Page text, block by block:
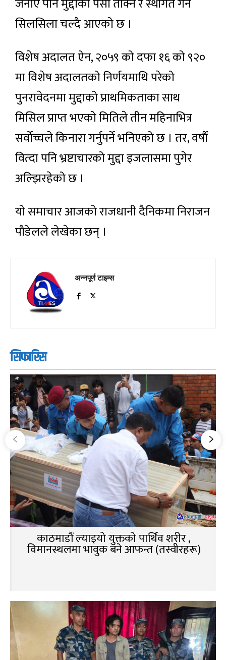
सिलसिला चल्दै आएको छ ।
विशेष अदालत ऐन, २०५९ को दफा १६ को ९२०
मा विशेष अदालतको निर्णयमाथि परेको
पुनरावेदनमा मुद्दाको प्राथमिकताका साथ
मिसिल प्राप्त भएको मितिले तीन महिनाभित्र
सर्वोच्चले किनारा गर्नुपर्ने भनिएको छ । तर, वर्षाैं
वित्दा पनि भ्रष्टाचारको मुद्दा इजलासमा पुगेर
अल्झिरहेको छ ।
यो समाचार आजको राजधानी दैनिकमा निराजन
पौडेलले लेखेका छन् ।
अन्नपूर्ण टाइम्स
सिफारिस
काठमाडौं ल्याइयो युक्तको पार्थिव शरीर ,
विमानस्थलमा भावुक बने आफन्त (तस्वीरहरू)